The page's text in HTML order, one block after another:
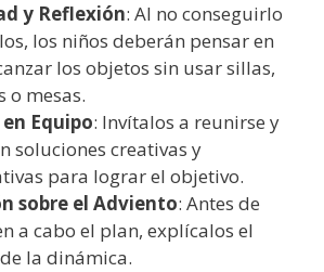
y Reflexión: Al no conseguirlo
los niños deberán pensar en
los objetos sin usar sillas,
o mesas.
Equipo: Invítalos a reunirse y
soluciones creativas y
para lograr el objetivo.
sobre el Adviento: Antes de
a cabo el plan, explícalos el
la dinámica.